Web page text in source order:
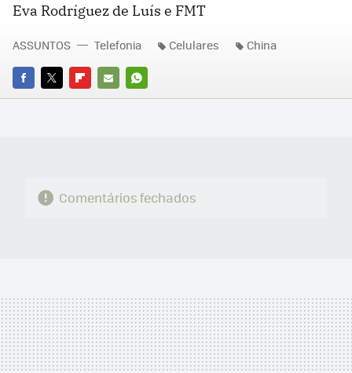
Eva Rodríguez de Luís e FMT
FACEBOOK
TWITTERFLIPBOARD
E-
WHATSAPP
ASSUNTOS Telefonia Celulares China
Comentários fechados